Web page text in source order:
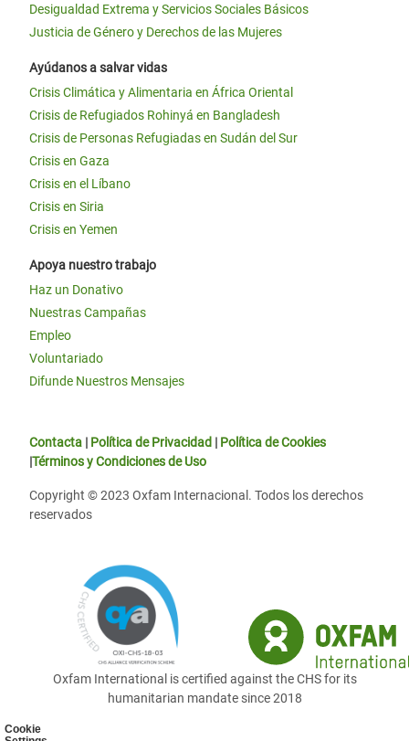
Cookie
Desigualdad Extrema y Servicios Sociales Básicos
Justicia de Género y Derechos de las Mujeres
Ayúdanos a salvar vidas
Crisis Climática y Alimentaria en África Oriental
Crisis de Refugiados Rohinyá en Bangladesh
Crisis de Personas Refugiadas en Sudán del Sur
Crisis en Gaza
Crisis en el Líbano
Crisis en Siria
Crisis en Yemen
Apoya nuestro trabajo
Haz un Donativo
Nuestras Campañas
Empleo
Voluntariado
Difunde Nuestros Mensajes
Contacta | Política de Privacidad | Política de Cookies
|Términos y Condiciones de Uso
Copyright © 2023 Oxfam Internacional. Todos los derechos
reservados
Oxfam International is certified against the CHS for its
humanitarian mandate since 2018